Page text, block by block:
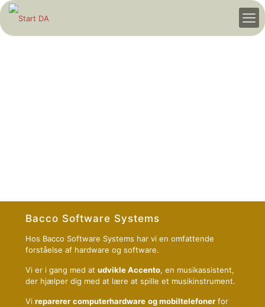
Bacco Software Systems
Hos Bacco Software Systems har vi en omfattende
forståelse af hardware og software.
Vi er i gang med at udvikle Accento, en musikassistent,
der hjælper dig med at lære at spille et musikinstrument.
Vi reparerer computerhardware og mobiltelefoner for